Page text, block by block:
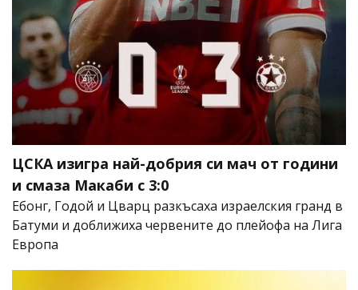
ЦСКА изигра най-добрия си мач от години
и смаза Макаби с 3:0
Ебонг, Годой и Цварц разкъсаха израелския гранд в
Батуми и доближиха червените до плейофа на Лига
Европа